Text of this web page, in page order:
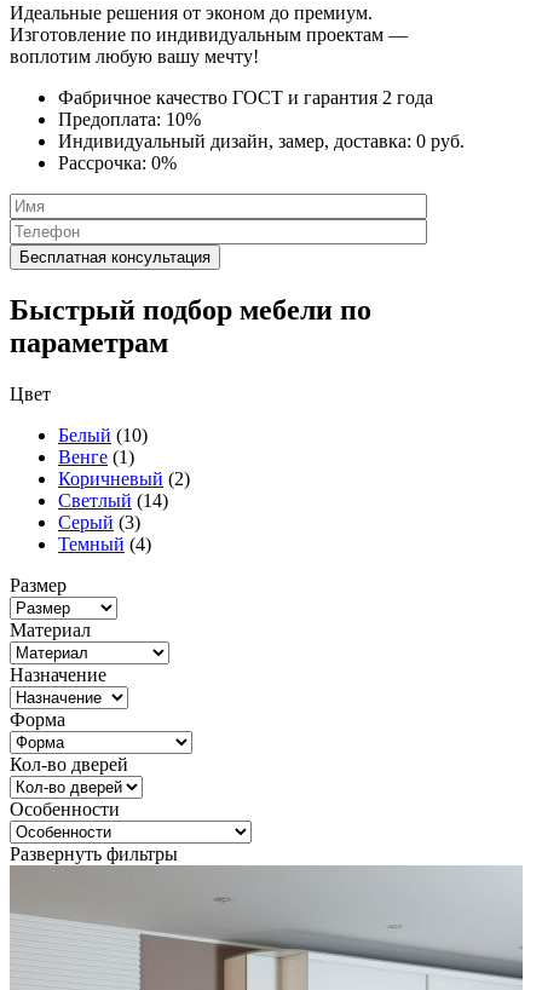
Идеальные решения от эконом до премиум.
Изготовление по индивидуальным проектам —
воплотим любую вашу мечту!
Фабричное качество ГОСТ и гарантия 2 года
Предоплата: 10%
Индивидуальный дизайн, замер, доставка: 0 руб.
Рассрочка: 0%
Быстрый подбор мебели по
параметрам
Цвет
Белый (10)
Венге (1)
Коричневый (2)
Светлый (14)
Серый (3)
Темный (4)
Размер
Материал
Назначение
Форма
Кол-во дверей
Особенности
Развернуть фильтры